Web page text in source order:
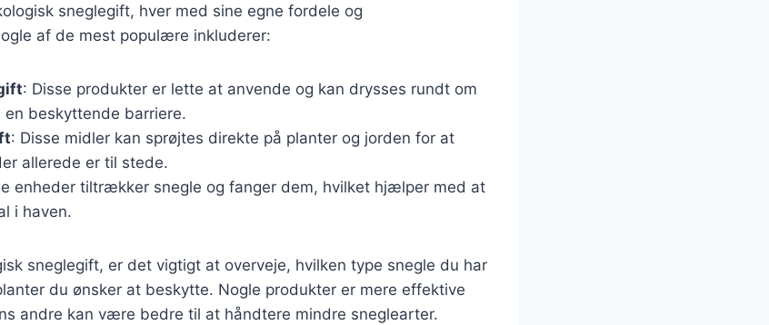
sneglegift, hver med sine egne fordele og
af de mest populære inkluderer:
: Disse produkter er lette at anvende og kan drysses rundt om
beskyttende barriere.
: Disse midler kan sprøjtes direkte på planter og jorden for at
allerede er til stede.
enheder tiltrækker snegle og fanger dem, hvilket hjælper med at
i haven.
sneglegift, er det vigtigt at overveje, hvilken type snegle du har
du ønsker at beskytte. Nogle produkter er mere effektive
andre kan være bedre til at håndtere mindre sneglearter.